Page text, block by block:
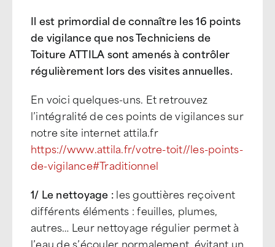
Il est primordial de connaître les 16 points
de vigilance que nos Techniciens de
Toiture ATTILA sont amenés à contrôler
régulièrement lors des visites annuelles.
En voici quelques-uns. Et retrouvez
l’intégralité de ces points de vigilances sur
notre site internet attila.fr
https://www.attila.fr/votre-toit//les-points-
de-vigilance#Traditionnel
1/ Le nettoyage :les gouttières reçoivent
différents éléments : feuilles, plumes,
autres… Leur nettoyage régulier permet à
l’eau de s’écouler normalement, évitant un